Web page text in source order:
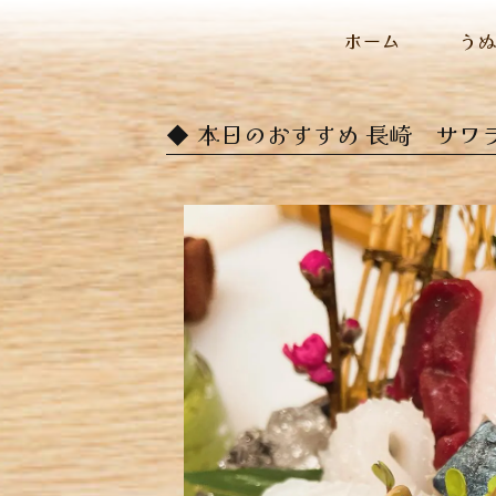
ホーム う
本日のおすすめ ︎長崎 サワ